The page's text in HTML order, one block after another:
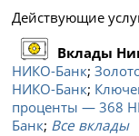
Действующие
Вклады
НИКО-Банк;
НИКО-Банк;
проценты — 368
Банк; Все вклады